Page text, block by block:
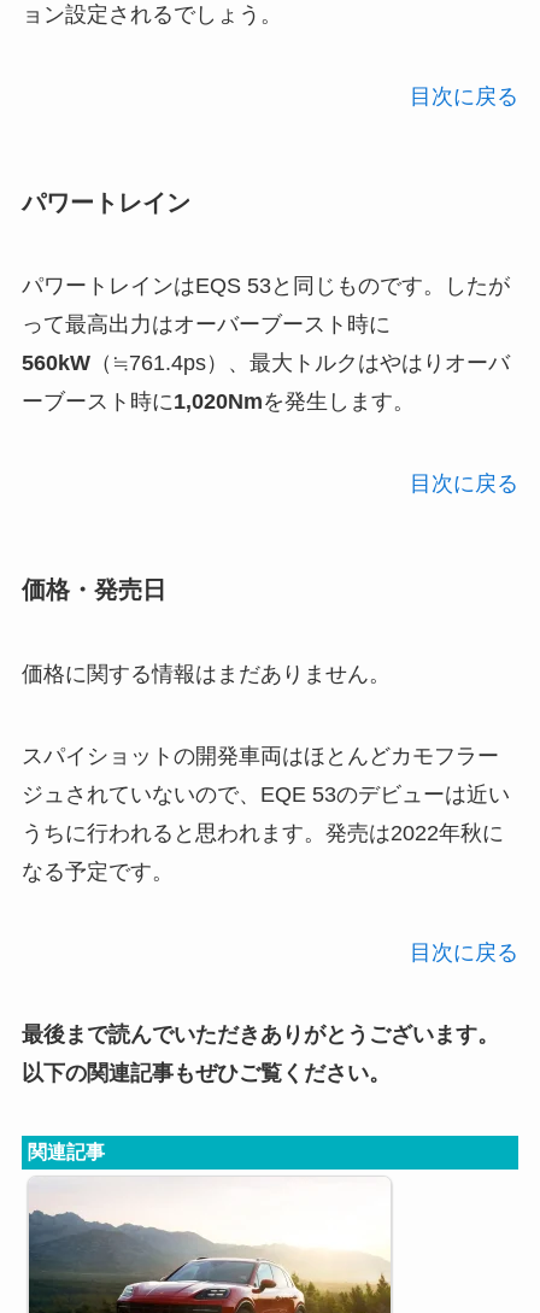
ョン設定されるでしょう。
目次に戻る
パワートレイン
パワートレインはEQS 53と同じものです。したが
って最高出力はオーバーブースト時に
560kW（≒761.4ps）、最大トルクはやはりオーバ
ーブースト時に1,020Nmを発生します。
目次に戻る
価格・発売日
価格に関する情報はまだありません。
スパイショットの開発車両はほとんどカモフラー
ジュされていないので、EQE 53のデビューは近い
うちに行われると思われます。発売は2022年秋に
なる予定です。
目次に戻る
最後まで読んでいただきありがとうございます。
以下の関連記事もぜひご覧ください。
関連記事